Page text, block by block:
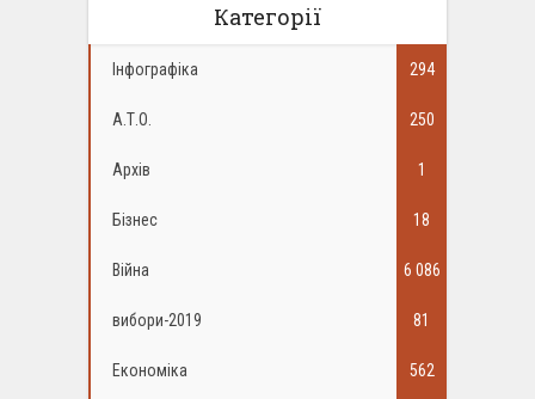
Категорії
Інфографіка 294
А.Т.О. 250
Архів 1
Бізнес 18
Війна 6 086
вибори-2019 81
Економіка 562